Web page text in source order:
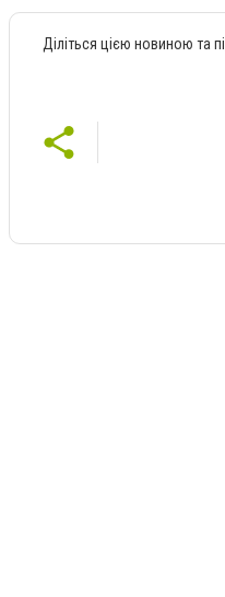
Діліться цією новиною та